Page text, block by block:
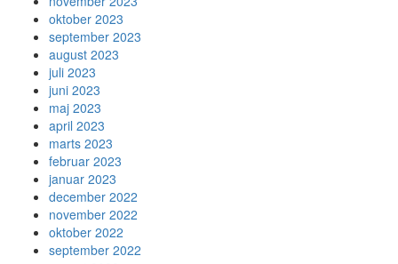
oktober 2023
september 2023
august 2023
juli 2023
juni 2023
maj 2023
april 2023
marts 2023
februar 2023
januar 2023
december 2022
november 2022
oktober 2022
september 2022